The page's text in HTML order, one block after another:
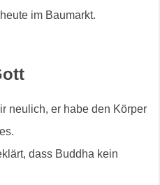
im Baumarkt.
neulich, er habe den Körper
dass Buddha kein